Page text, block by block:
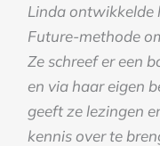
Linda ontwikkelde
Future-methode
Ze schreef er een
en via haar eigen
geeft ze lezingen
kennis over te